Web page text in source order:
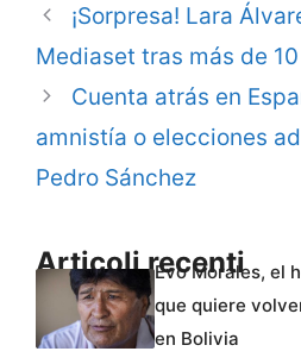
¡Sorpresa! Lara
Mediaset tras más de
Cuenta atrás en
amnistía o elecciones
Pedro Sánchez
Articoli recenti
Evo Morales, el
que quiere
en Bolivia